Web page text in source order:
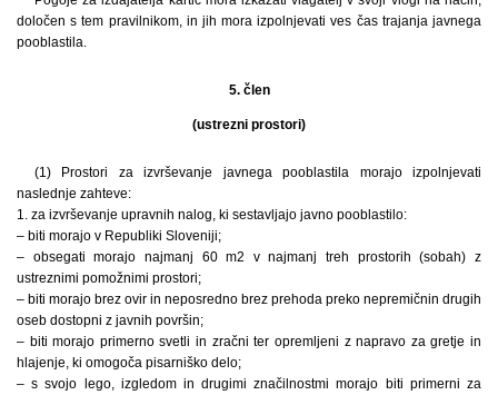
določen s tem pravilnikom, in jih mora izpolnjevati ves čas trajanja javnega
pooblastila.
5. člen
(ustrezni prostori)
(1) Prostori za izvrševanje javnega pooblastila morajo izpolnjevati
naslednje zahteve:
1. za izvrševanje upravnih nalog, ki sestavljajo javno pooblastilo:
– biti morajo v Republiki Sloveniji;
– obsegati morajo najmanj 60 m2 v najmanj treh prostorih (sobah) z
ustreznimi pomožnimi prostori;
– biti morajo brez ovir in neposredno brez prehoda preko nepremičnin drugih
oseb dostopni z javnih površin;
– biti morajo primerno svetli in zračni ter opremljeni z napravo za gretje in
hlajenje, ki omogoča pisarniško delo;
– s svojo lego, izgledom in drugimi značilnostmi morajo biti primerni za